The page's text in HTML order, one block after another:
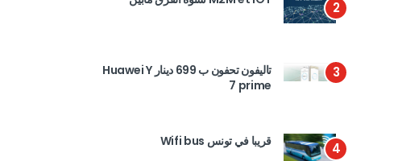
2
3
تاليفون تحفون ب 699 دينار Huawei Y
7 prime
4 قريبا في تونس Wifi bus